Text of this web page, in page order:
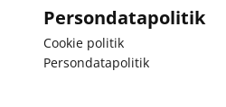
Persondatapolitik
Cookie politik
Persondatapolitik